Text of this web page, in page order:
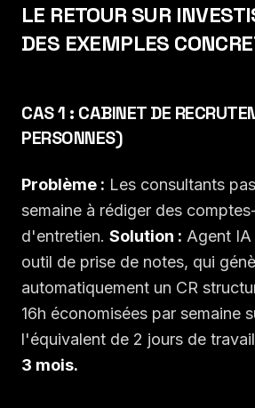
LE RETOUR SUR
DES EXEMPLES
CAS 1 : CABINET DE
PERSONNES)
Problème : Les consultants
semaine à rédiger des
d'entretien. Solution : Agent
outil de prise de notes, qui
automatiquement un CR
16h économisées par semaine
l'équivalent de 2 jours de
3 mois.